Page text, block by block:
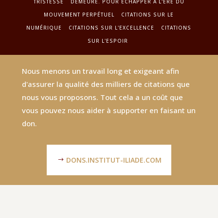
MOUVEMENT PERPÉTUEL
CITATIONS SUR LE
NUMÉRIQUE
CITATIONS SUR L'EXCELLENCE
CITATIONS
SUR L'ESPOIR
Nous menons un travail long et exigeant afin
d'assurer la qualité des milliers de citations que
nous vous proposons. Tout cela a un coût que
vous pouvez nous aider à supporter en faisant un
don.
DONS.INSTITUT-ILIADE.COM